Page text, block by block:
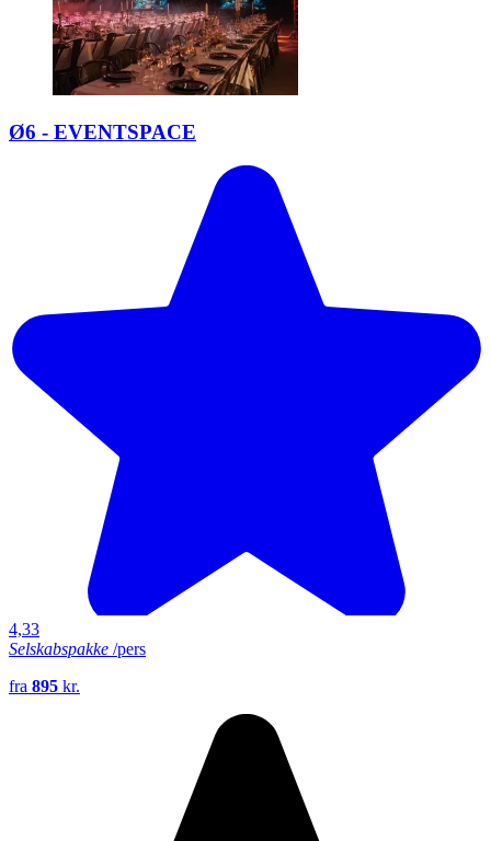
Ø6 - EVENTSPACE
4,33
Selskabspakke /pers
fra 895 kr.